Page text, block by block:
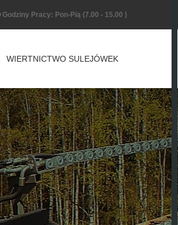
Godziny Pracy: Pon-Pią (7.00 - 15.00 )
WIERTNICTWO SULEJÓWEK